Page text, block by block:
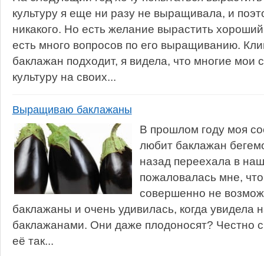
культуру я еще ни разу не выращивала, и
никакого. Но есть желание вырастить
есть много вопросов по его выращиванию.
баклажан подходит, я видела, что многие мои
культуру на своих...
Выращиваю баклажаны
В прошлом году моя
любит баклажан
назад переехала в
пожаловалась мне,
совершенно не
баклажаны и очень удивилась, когда увидела
баклажанами. Они даже плодоносят? Честно
её так...